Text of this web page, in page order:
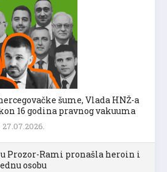
šume, Vlada HNŽ-a
16 godina pravnog vakuuma
27.07.2026.
Prozor-Rami pronašla heroin i
osobu